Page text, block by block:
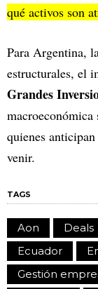
qué activos son
Para Argentina,
estructurales, el
Grandes
quienes
venir.
TAGS
Aon Deals
Ecuador
Gestión